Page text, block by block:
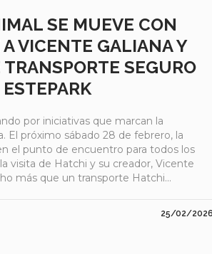
SE MUEVE CON
VICENTE GALIANA Y
SEGURO
por iniciativas que marcan la
El próximo sábado 28 de febrero, la
el punto de encuentro para todos los
visita de Hatchi y su creador, Vicente
más que un transporte Hatchi...
25/02/